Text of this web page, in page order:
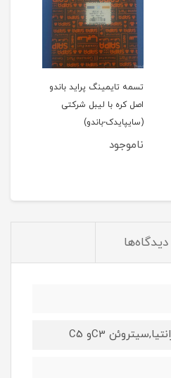
تسمه تایمینگ پراید باندو
اصل کره با لیبل شرکتی
(سایپایدک-باندو)
ناموجود
دیدگاه‌ها